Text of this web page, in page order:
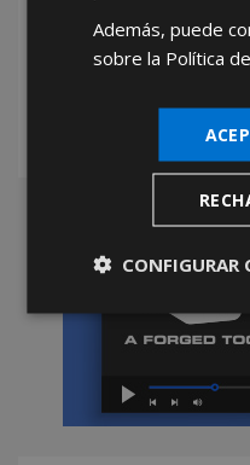
Además, puede
sobre la Política
CONFIGURAR